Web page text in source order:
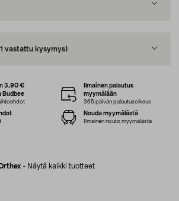
vastattu kysymys)
- Näytä kaikki tuotteet
3,90 €
Budbee
Ilmainen palautus
myymälään
365 päivän palautusoikeus
Nouda myymälästä
Ilmainen nouto myymälästä